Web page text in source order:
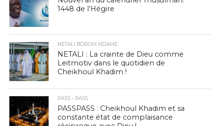
1448 de l’Hégire
NETALI BOROM NDAME
NETALI : La crainte de Dieu comme
Leitmotiv dans le quotidien de
Cheikhoul Khadim !
PASS - PASS
PASSPASS : Cheikhoul Khadim et sa
constante état de complaisance